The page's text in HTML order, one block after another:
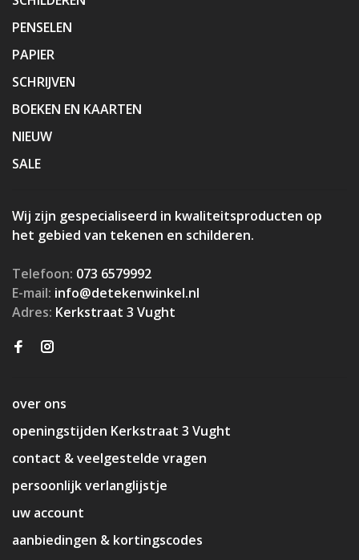
PENSELEN
PAPIER
SCHRIJVEN
BOEKEN EN KAARTEN
NIEUW
SALE
Wij zijn gespecialiseerd in kwaliteitsproducten op
het gebied van tekenen en schilderen.
Telefoon: 073 6579992
E-mail: info@detekenwinkel.nl
Adres: Kerkstraat 3 Vught
over ons
openingstijden Kerkstraat 3 Vught
contact & veelgestelde vragen
persoonlijk verlanglijstje
uw account
aanbiedingen & kortingscodes